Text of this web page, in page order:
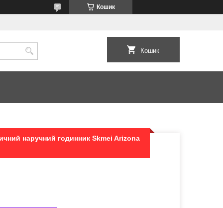
Кошик
Кошик
наручний годинник Skmei Arizona